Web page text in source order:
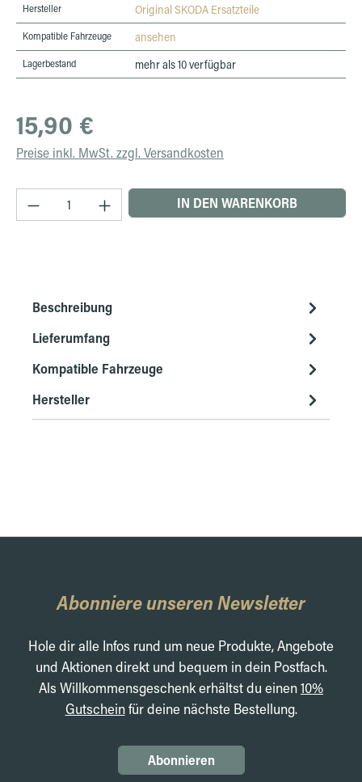
Hersteller Original SKODA Ersatzteile
Kompatible Fahrzeuge ansehen
Lagerbestand mehr als 10 verfügbar
Regulärer Preis:
15,90 €
Preise inkl. MwSt. zzgl. Versandkosten
Produkt Anzahl: Gib den gewünschten Wert
IN DEN WARENKORB
Beschreibung
Lieferumfang
Kompatible Fahrzeuge
Hersteller
Abonniere unseren Newsletter
Hole dir alle Infos rund um neue Produkte, Angebote
und Aktionen direkt und bequem in dein Postfach.
Als Willkommensgeschenk erhältst du einen10%
Gutscheinfür deine nächste Bestellung.
Abonnieren